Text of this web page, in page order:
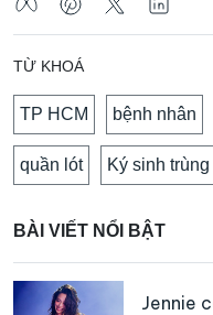
TỪ KHOÁ
TP HCM bệnh nhân
quần lót Ký sinh trùng
BÀI VIẾT NỔI BẬT
Jennie